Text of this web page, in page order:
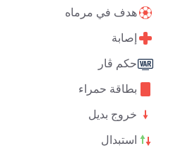
هدف في مرماه
إصابة
حكم ڤار
بطاقة حمراء
خروج بديل
استبدال